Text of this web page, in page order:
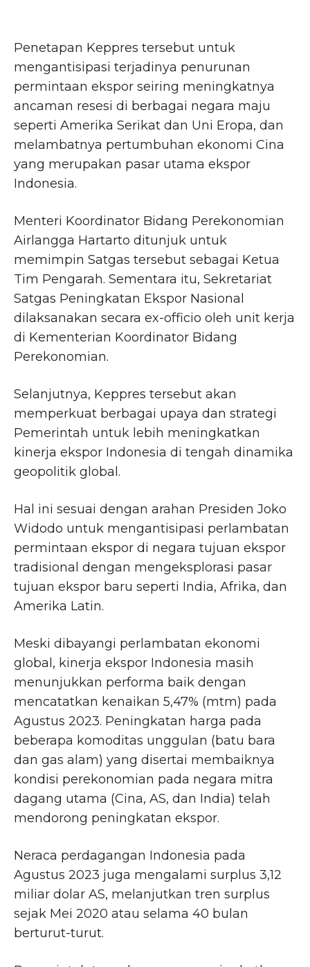
Penetapan Keppres tersebut untuk
mengantisipasi terjadinya penurunan
permintaan ekspor seiring meningkatnya
ancaman resesi di berbagai negara maju
seperti Amerika Serikat dan Uni Eropa, dan
melambatnya pertumbuhan ekonomi Cina
yang merupakan pasar utama ekspor
Indonesia.
Menteri Koordinator Bidang Perekonomian
Airlangga Hartarto ditunjuk untuk
memimpin Satgas tersebut sebagai Ketua
Tim Pengarah. Sementara itu, Sekretariat
Satgas Peningkatan Ekspor Nasional
dilaksanakan secara ex-officio oleh unit kerja
di Kementerian Koordinator Bidang
Perekonomian.
Selanjutnya, Keppres tersebut akan
memperkuat berbagai upaya dan strategi
Pemerintah untuk lebih meningkatkan
kinerja ekspor Indonesia di tengah dinamika
geopolitik global.
Hal ini sesuai dengan arahan Presiden Joko
Widodo untuk mengantisipasi perlambatan
permintaan ekspor di negara tujuan ekspor
tradisional dengan mengeksplorasi pasar
tujuan ekspor baru seperti India, Afrika, dan
Amerika Latin.
Meski dibayangi perlambatan ekonomi
global, kinerja ekspor Indonesia masih
menunjukkan performa baik dengan
mencatatkan kenaikan 5,47% (mtm) pada
Agustus 2023. Peningkatan harga pada
beberapa komoditas unggulan (batu bara
dan gas alam) yang disertai membaiknya
kondisi perekonomian pada negara mitra
dagang utama (Cina, AS, dan India) telah
mendorong peningkatan ekspor.
Neraca perdagangan Indonesia pada
Agustus 2023 juga mengalami surplus 3,12
miliar dolar AS, melanjutkan tren surplus
sejak Mei 2020 atau selama 40 bulan
berturut-turut.